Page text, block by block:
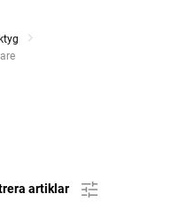
artiklar